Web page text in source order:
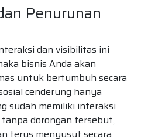
Penurunan
dan visibilitas ini
bisnis Anda akan
untuk bertumbuh secara
cenderung hanya
sudah memiliki interaksi
dorongan tersebut,
terus menyusut secara